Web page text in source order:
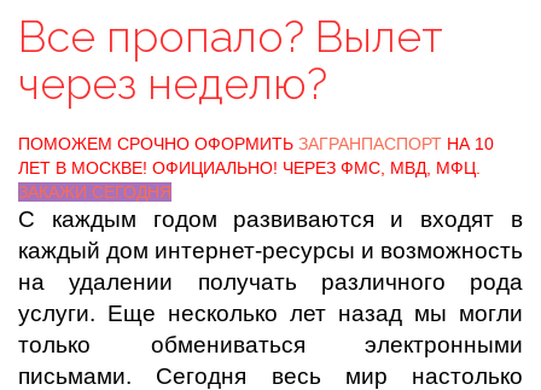
Все пропало? Вылет
через неделю?
ПОМОЖЕМ СРОЧНО ОФОРМИТЬ ЗАГРАНПАСПОРТ НА 10
ЛЕТ В МОСКВЕ! ОФИЦИАЛЬНО! ЧЕРЕЗ ФМС, МВД, МФЦ.
ЗАКАЖИ СЕГОДНЯ
С каждым годом развиваются и входят в
каждый дом интернет-ресурсы и возможность
на удалении получать различного рода
услуги. Еще несколько лет назад мы могли
только обмениваться электронными
письмами. Сегодня весь мир настолько